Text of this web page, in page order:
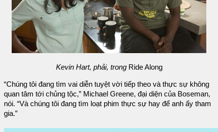
Kevin Hart, phải, trongRide Along
“Chúng tôi đang tìm vai diễn tuyệt vời tiếp theo và thực sự không
quan tâm tới chủng tộc,” Michael Greene, đại diện của Boseman,
nói. “Và chúng tôi đang tìm loạt phim thực sự hay để anh ấy tham
gia.”